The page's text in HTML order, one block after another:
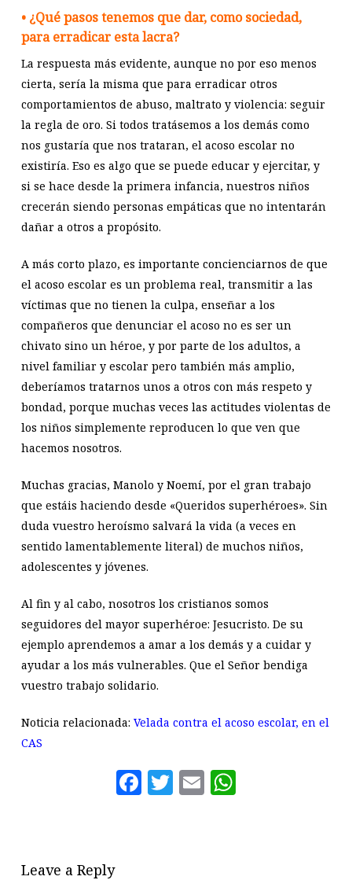
• ¿Qué pasos tenemos que dar, como sociedad,
para erradicar esta lacra?
La respuesta más evidente, aunque no por eso menos
cierta, sería la misma que para erradicar otros
comportamientos de abuso, maltrato y violencia: seguir
la regla de oro. Si todos tratásemos a los demás como
nos gustaría que nos trataran, el acoso escolar no
existiría. Eso es algo que se puede educar y ejercitar, y
si se hace desde la primera infancia, nuestros niños
crecerán siendo personas empáticas que no intentarán
dañar a otros a propósito.
A más corto plazo, es importante concienciarnos de que
el acoso escolar es un problema real, transmitir a las
víctimas que no tienen la culpa, enseñar a los
compañeros que denunciar el acoso no es ser un
chivato sino un héroe, y por parte de los adultos, a
nivel familiar y escolar pero también más amplio,
deberíamos tratarnos unos a otros con más respeto y
bondad, porque muchas veces las actitudes violentas de
los niños simplemente reproducen lo que ven que
hacemos nosotros.
Muchas gracias, Manolo y Noemí, por el gran trabajo
que estáis haciendo desde «Queridos superhéroes». Sin
duda vuestro heroísmo salvará la vida (a veces en
sentido lamentablemente literal) de muchos niños,
adolescentes y jóvenes.
Al fin y al cabo, nosotros los cristianos somos
seguidores del mayor superhéroe: Jesucristo. De su
ejemplo aprendemos a amar a los demás y a cuidar y
ayudar a los más vulnerables. Que el Señor bendiga
vuestro trabajo solidario.
Noticia relacionada: Velada contra el acoso escolar, en el
CAS
Facebook
Twitter
Email
Leave a Reply